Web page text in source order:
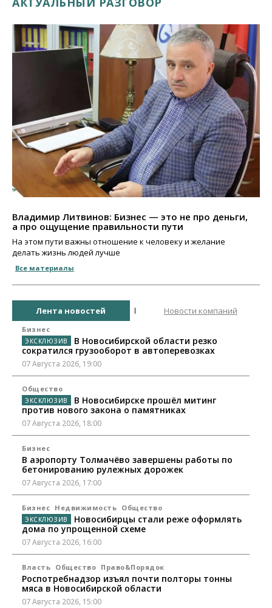
Владимир Литвинов: Бизнес — это не про деньги,
а про ощущение правильности пути
На этом пути важны отношение к человеку и желание
делать жизнь людей лучше
Все материалы
Лента новостей Новости компаний
Бизнес
В Новосибирской области резко
сократился грузооборот в автоперевозках
07 Августа 2026, 19:00
Общество
В Новосибирске прошёл митинг
против нового закона о памятниках
07 Августа 2026, 18:00
Бизнес
В аэропорту Толмачёво завершены работы по
бетонированию рулежных дорожек
07 Августа 2026, 17:00
Бизнес Недвижимость Общество
Новосибирцы стали реже оформлять
дома по упрощенной схеме
07 Августа 2026, 16:00
Власть Общество Право&Порядок
Роспотребнадзор изъял почти полторы тонны
мяса в Новосибирской области
07 Августа 2026, 15:00